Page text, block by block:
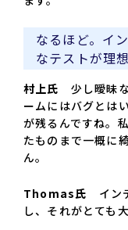
なるほど。イ
なテストが理
村上氏 少し曖昧
ームにはバグとは
が残るんですね。
たものまで一概に
ん。
Thomas氏 イン
し、それがとても